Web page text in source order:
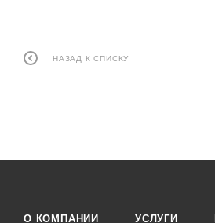
НАЗАД К СПИСКУ
О КОМПАНИИ УСЛУГИ